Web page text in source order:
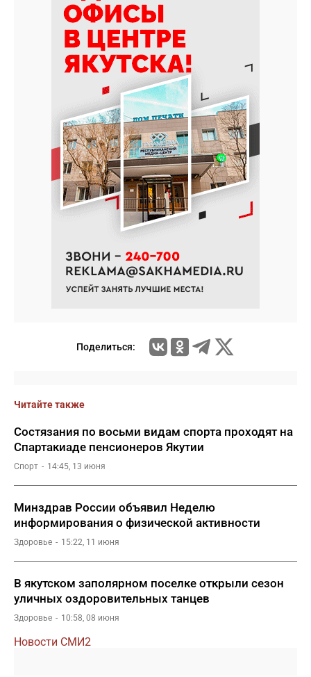
Поделиться:
Читайте также
Состязания по восьми видам спорта проходят на
Спартакиаде пенсионеров Якутии
Спорт 14:45, 13 июня
Минздрав России объявил Неделю
информирования о физической активности
Здоровье 15:22, 11 июня
В якутском заполярном поселке открыли сезон
уличных оздоровительных танцев
Здоровье 10:58, 08 июня
Новости СМИ2